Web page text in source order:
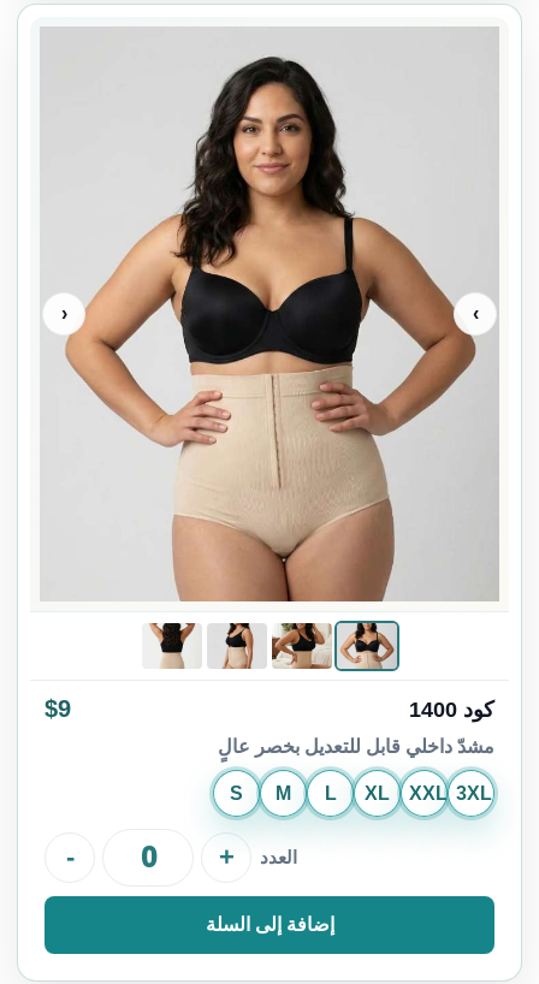
›
‹
كود 1400 $9
مشدّ داخلي قابل للتعديل بخصر عالٍ
S M L XL XXL 3XL
العدد - +
إضافة إلى السلة